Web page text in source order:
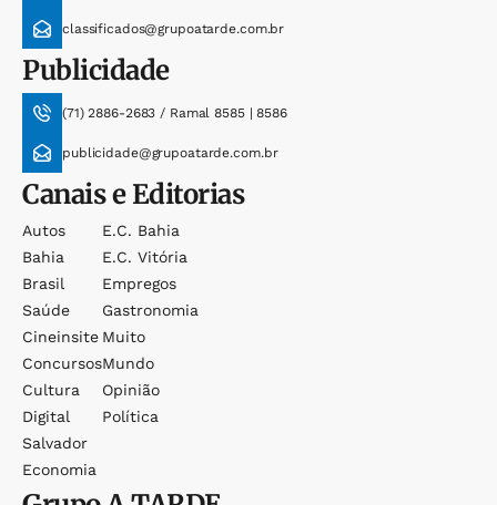
classificados@grupoatarde.com.br
Publicidade
(71) 2886-2683 / Ramal 8585 | 8586
publicidade@grupoatarde.com.br
Canais e Editorias
Autos
Bahia
Brasil
Saúde
Cineinsite
Concursos
Cultura
Digital
Salvador
Economia
E.c. Bahia
E.c. Vitória
Empregos
Gastronomia
Muito
Mundo
Opinião
Política